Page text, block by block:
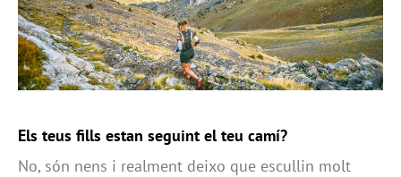
Els teus fills estan seguint el teu camí?
No, són nens i realment deixo que escullin molt